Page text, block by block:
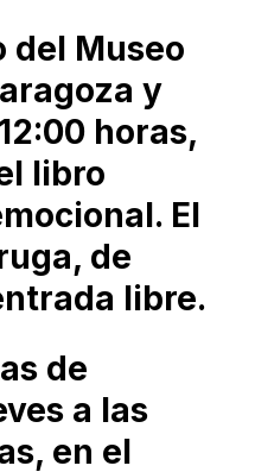
del Museo
y
horas,
libro
El
de
libre.
de
a las
en el